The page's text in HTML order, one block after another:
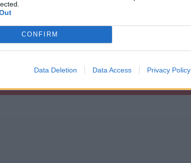
CONFIRM
Data Deletion Data Access Privacy Policy